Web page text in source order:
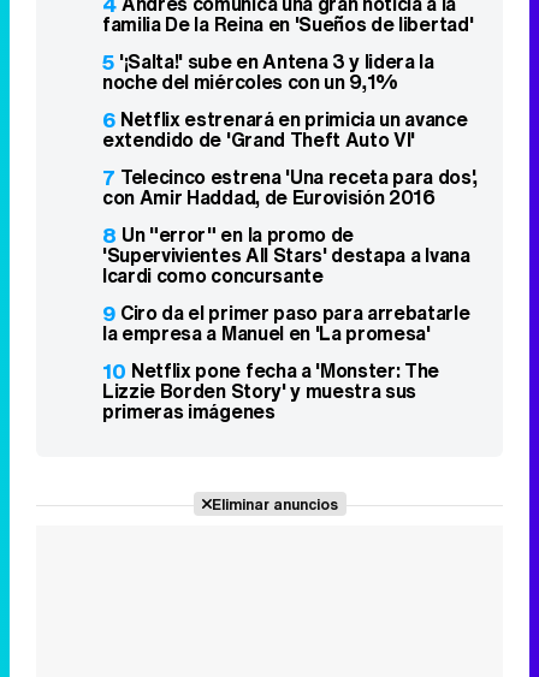
familia De la Reina en 'Sueños de libertad'
5 '¡Salta!' sube en Antena 3 y lidera la
noche del miércoles con un 9,1%
6 Netflix estrenará en primicia un avance
extendido de 'Grand Theft Auto VI'
7 Telecinco estrena 'Una receta para dos',
con Amir Haddad, de Eurovisión 2016
8 Un "error" en la promo de
'Supervivientes All Stars' destapa a Ivana
Icardi como concursante
9 Ciro da el primer paso para arrebatarle
la empresa a Manuel en 'La promesa'
10 Netflix pone fecha a 'Monster: The
Lizzie Borden Story' y muestra sus
primeras imágenes
Eliminar anuncios